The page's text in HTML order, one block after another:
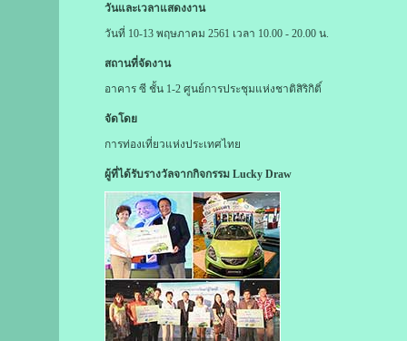
วันและเวลาแสดงงาน
วันที่ 10-13 พฤษภาคม 2561 เวลา 10.00 - 20.00 น.
สถานที่จัดงาน
อาคาร ซี ชั้น 1-2 ศูนย์การประชุมแห่งชาติสิริกิติ์
จัดโดย
การท่องเที่ยวแห่งประเทศไทย
ผู้ที่ได้รับรางวัลจากกิจกรรม Lucky Draw